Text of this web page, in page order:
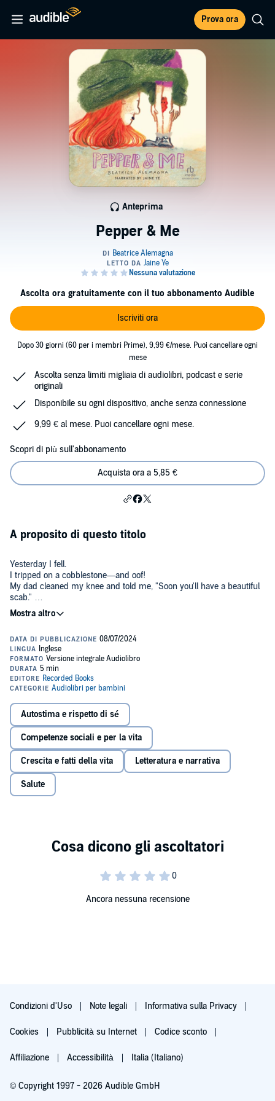
Prova ora
Pepper & Me
Anteprima
Ascolta ora gratuitamente con il tuo abbonamento Audible
Iscriviti ora
Dopo 30 giorni (60 per i membri Prime), 9,99 €/mese. Puoi cancellare ogni
mese
Ascolta senza limiti migliaia di audiolibri, podcast e serie
originali
Disponibile su ogni dispositivo, anche senza connessione
9,99 € al mese. Puoi cancellare ogni mese.
Scopri di più sull'abbonamento
Acquista ora a 5,85 €
A proposito di questo titolo
Yesterday I fell.
I tripped on a cobblestone—and oof!
My dad cleaned my knee and told me, "Soon you'll have a beautiful
scab."
I got a scab, but it wasn't beautiful.
and imaginative exploration of growing, changing, and learning how
to live with—and sometimes, even love—the things that scare us.
"Pepper & Me is a simple story, but is also a secret door to what
days and weeks feel like when you are small. Beatrice Alemagna
©2024 Beatrice Alemagna (P)2024 Recorded Books
Autostima e rispetto di sé
Competenze sociali e per la vita
Crescita e fatti della vita Letteratura e narrativa
Salute
Ancora nessuna recensione
Condizioni d'Uso Note legali Informativa sulla Privacy
Cookies Pubblicità su Internet Codice sconto
Affiliazione Accessibilità Italia (Italiano)
© Copyright 1997 - 2026 Audible GmbH